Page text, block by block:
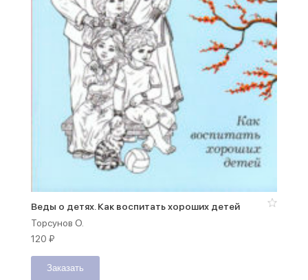
Веды о детях. Как воспитать хороших детей
Торсунов О.
120 ₽
Заказать